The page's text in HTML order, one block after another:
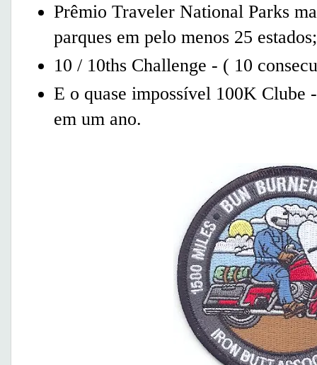
Prêmio Traveler National Parks
parques em pelo menos 25 estados;
10 / 10ths Challenge - ( 10
E o quase impossível 100K Clube
em um ano.